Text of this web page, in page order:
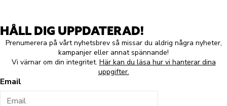
HÅLL DIG UPPDATERAD!
Prenumerera på vårt nyhetsbrev så missar du aldrig några nyheter,
kampanjer eller annat spännande!
Vi värnar om din integritet. Här kan du läsa hur vi hanterar dina
uppgifter.
Email